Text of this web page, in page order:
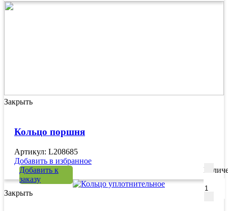
Закрыть
Кольцо поршня
Артикул: L208685
Добавить в избранное
Добавить к
заказу
Закрыть